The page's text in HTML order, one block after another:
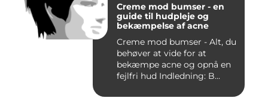
Creme mod bumser - en
guide til hudpleje og
bekæmpelse af acne
Creme mod bumser - Alt, du
behøver at vide for at
bekæmpe acne og opnå en
fejlfri hud Indledning: B...